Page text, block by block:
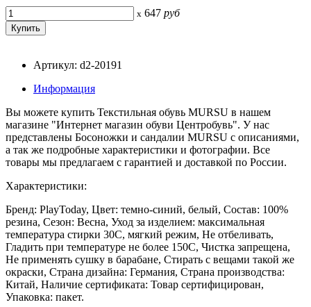
x 647 руб
Артикул: d2-20191
Информация
Вы можете купить Текстильная обувь MURSU в нашем
магазине "Интернет магазин обуви Центробувь". У нас
представлены Босоножки и сандалии MURSU с описаниями,
а так же подробные характеристики и фотографии. Все
товары мы предлагаем с гарантией и доставкой по России.
Характеристики:
Бренд: PlayToday, Цвет: темно-синий, белый, Состав: 100%
резина, Сезон: Весна, Уход за изделием: максимальная
температура стирки 30С, мягкий режим, Не отбеливать,
Гладить при температуре не более 150С, Чистка запрещена,
Не применять сушку в барабане, Стирать с вещами такой же
окраски, Страна дизайна: Германия, Страна производства:
Китай, Наличие сертификата: Товар сертифицирован,
Упаковка: пакет.